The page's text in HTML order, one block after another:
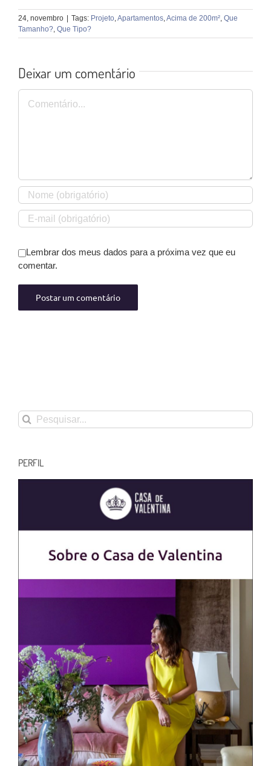
24, novembro Tags: Projeto,Apartamentos,Acima de 200m², Que
Tamanho?, Que Tipo?
Deixar um comentário
Comentário
Lembrar dos meus dados para a próxima vez que eu
comentar.
Buscar
resultados
PERFIL